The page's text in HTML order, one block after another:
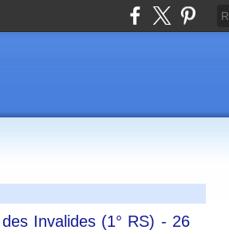
Invalides (1° RS) - 26